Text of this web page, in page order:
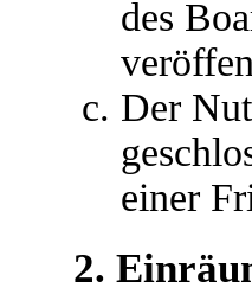
des
Der
einer
2.